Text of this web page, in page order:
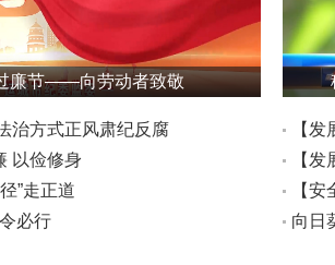
廉节——向劳动者致敬
治方式正风肃纪反腐
以俭修身
”走正道
必行
【
招
【
航
【
演练
向日